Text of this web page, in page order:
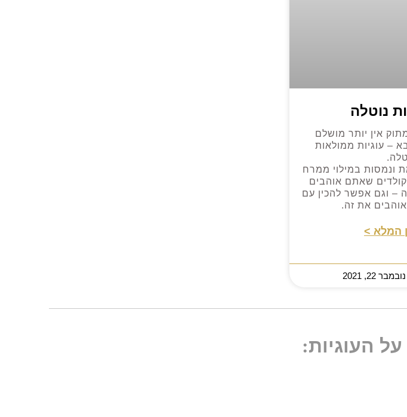
נוטלה
אין יותר מושלם
– עוגיות ממולאות
ונמסות במילוי ממרח
שאתם אוהבים
– וגם אפשר להכין עם
את זה.
המלא >
נובמבר 22, 2021
העוגיות: